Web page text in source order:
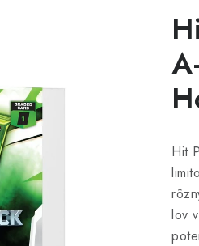
Hit
lov